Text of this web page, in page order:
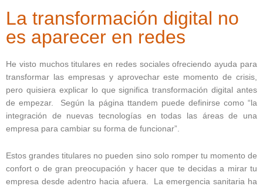
La transformación digital no
es aparecer en redes
He visto muchos titulares en redes sociales ofreciendo ayuda para
transformar las empresas y aprovechar este momento de crisis,
pero quisiera explicar lo que significa transformación digital antes
de empezar. Según la página ttandem puede definirse como “la
integración de nuevas tecnologías en todas las áreas de una
empresa para cambiar su forma de funcionar”.
Estos grandes titulares no pueden sino solo romper tu momento de
confort o de gran preocupación y hacer que te decidas a mirar tu
empresa desde adentro hacia afuera. La emergencia sanitaria ha